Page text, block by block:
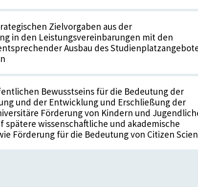
Zielvorgaben aus der
in den Leistungsvereinbarungen mit den
Ausbau des
Bewusstseins für die Bedeutung der
und der Entwicklung und Erschließung der
Förderung von Kindern und
spätere wissenschaftliche und akademische
Förderung für die Bedeutung von Citizen